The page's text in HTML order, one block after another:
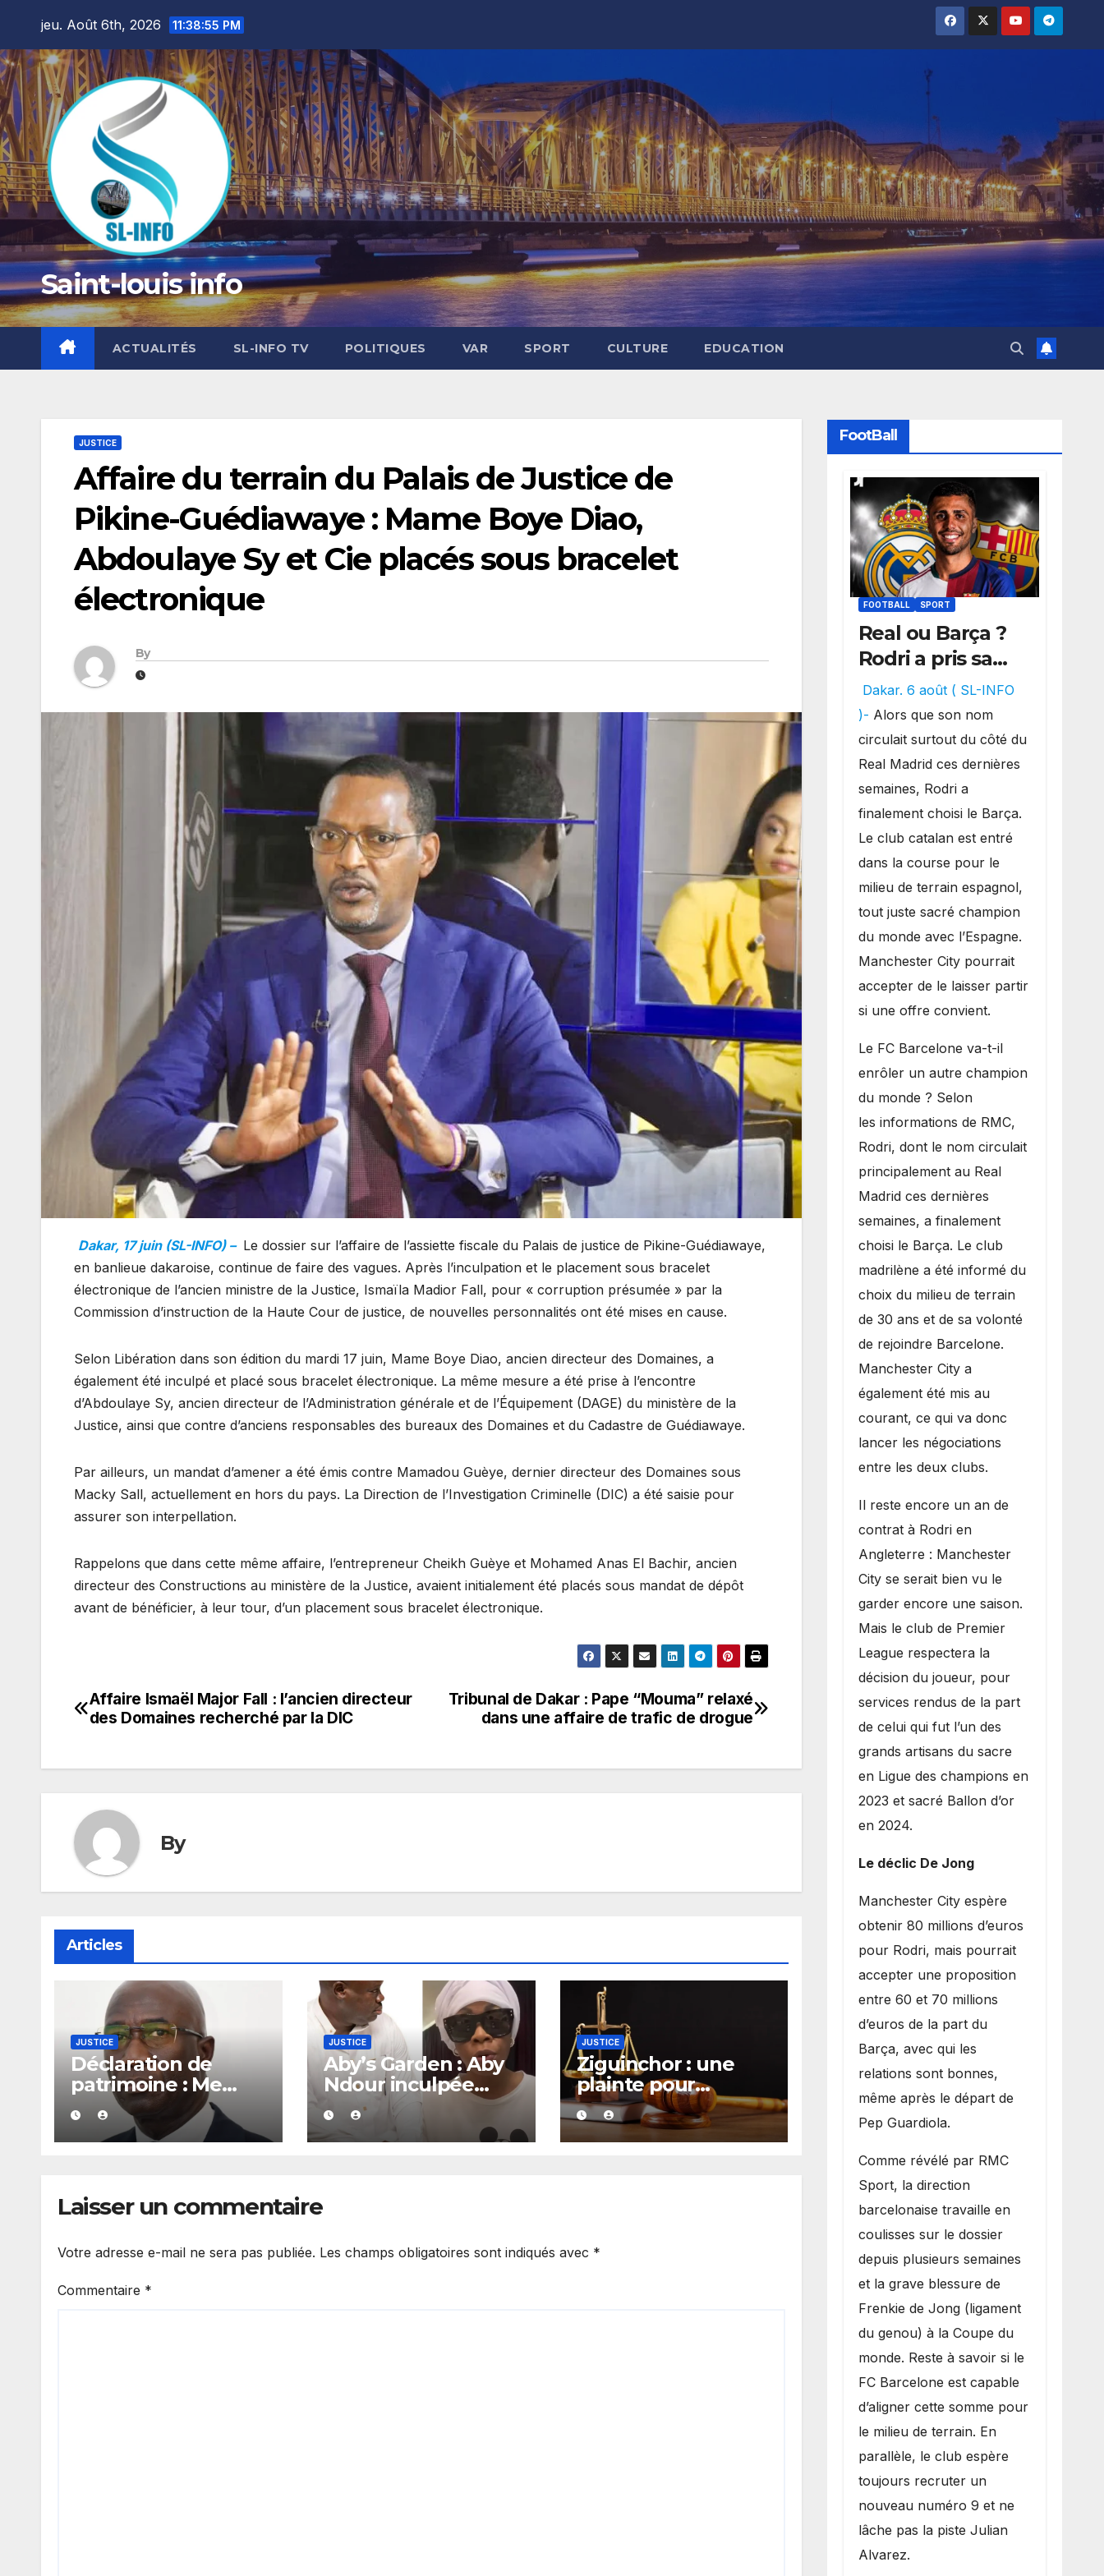
content
jeu. Août 6th, 2026 11:38:56 PM
Saint-louis info
ACTUALITÉS SL-INFO TV POLITIQUES VAR SPORT CULTURE EDUCATION
JUSTICE
Affaire du terrain du Palais de Justice de
Pikine-Guédiawaye : Mame Boye Diao,
Abdoulaye Sy et Cie placés sous bracelet
électronique
By
Dakar, 17 juin (SL-INFO) – Le dossier sur l’affaire de l’assiette fiscale du Palais de justice de Pikine-Guédiawaye,
en banlieue dakaroise, continue de faire des vagues. Après l’inculpation et le placement sous bracelet
électronique de l’ancien ministre de la Justice, Ismaïla Madior Fall, pour « corruption présumée » par la
Commission d’instruction de la Haute Cour de justice, de nouvelles personnalités ont été mises en cause.
Selon Libération dans son édition du mardi 17 juin, Mame Boye Diao, ancien directeur des Domaines, a
également été inculpé et placé sous bracelet électronique. La même mesure a été prise à l’encontre
d’Abdoulaye Sy, ancien directeur de l’Administration générale et de l’Équipement (DAGE) du ministère de la
Justice, ainsi que contre d’anciens responsables des bureaux des Domaines et du Cadastre de Guédiawaye.
Par ailleurs, un mandat d’amener a été émis contre Mamadou Guèye, dernier directeur des Domaines sous
Macky Sall, actuellement en hors du pays. La Direction de l’Investigation Criminelle (DIC) a été saisie pour
assurer son interpellation.
Rappelons que dans cette même affaire, l’entrepreneur Cheikh Guèye et Mohamed Anas El Bachir, ancien
directeur des Constructions au ministère de la Justice, avaient initialement été placés sous mandat de dépôt
avant de bénéficier, à leur tour, d’un placement sous bracelet électronique.
Navigation
l’article
Tribunal de Dakar : Pape “Mouma” relaxé
dans une affaire de trafic de drogue
Affaire Ismaël Major Fall : l’ancien directeur
des Domaines recherché par la DIC
By
Articles
JUSTICE
Déclaration de
patrimoine : Me
Moussa Sarr met en
garde les
récalcitrants
JUSTICE
Aby’s Garden : Aby
Ndour inculpée
pour abus de biens
sociaux dans une
affaire portant sur
JUSTICE
Ziguinchor : une
plainte pour
diffamation
déposée contre le
maire Djibril Sonko
Laisser un commentaire
Votre adresse e-mail ne sera pas publiée. Les champs obligatoires sont indiqués avec *
Commentaire *
FootBall
FOOTBALL SPORT
Real ou Barça ?
Rodri a pris sa
décision, un
choix qui
pourrait faire
grand bruit sur
le marché des
transferts.
Dakar. 6 août ( SL-INFO
)- Alors que son nom
circulait surtout du côté du
Real Madrid ces dernières
semaines, Rodri a
finalement choisi le Barça.
Le club catalan est entré
dans la course pour le
milieu de terrain espagnol,
tout juste sacré champion
du monde avec l’Espagne.
Manchester City pourrait
accepter de le laisser partir
si une offre convient.
​Le FC Barcelone va-t-il
enrôler un autre champion
du monde ? Selon
les informations de RMC,
Rodri, dont le nom circulait
principalement au Real
Madrid ces dernières
semaines, a finalement
choisi le Barça. Le club
madrilène a été informé du
choix du milieu de terrain
de 30 ans et de sa volonté
de rejoindre Barcelone.
Manchester City a
également été mis au
courant, ce qui va donc
lancer les négociations
entre les deux clubs.
​Il reste encore un an de
contrat à Rodri en
Angleterre : Manchester
City se serait bien vu le
garder encore une saison.
Mais le club de Premier
League respectera la
décision du joueur, pour
services rendus de la part
de celui qui fut l’un des
grands artisans du sacre
en Ligue des champions en
2023 et sacré Ballon d’or
en 2024.
Le déclic De Jong
​Manchester City espère
obtenir 80 millions d’euros
pour Rodri, mais pourrait
accepter une proposition
entre 60 et 70 millions
d’euros de la part du
Barça, avec qui les
relations sont bonnes,
même après le départ de
Pep Guardiola.
​Comme révélé par RMC
Sport, la direction
barcelonaise travaille en
coulisses sur le dossier
depuis plusieurs semaines
et la grave blessure de
Frenkie de Jong (ligament
du genou) à la Coupe du
monde. Reste à savoir si le
FC Barcelone est capable
d’aligner cette somme pour
le milieu de terrain. En
parallèle, le club espère
toujours recruter un
nouveau numéro 9 et ne
lâche pas la piste Julian
Alvarez.